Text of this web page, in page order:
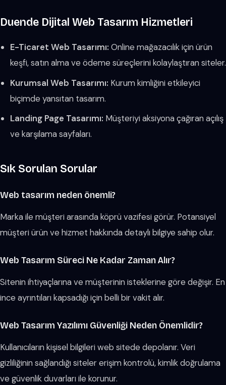
Duende Dijital Web Tasarım Hizmetleri
E-Ticaret Web Tasarımı: Online mağazacılık için ürün
keşfi, satın alma ve ödeme süreçlerini kolaylaştıran siteler.
Kurumsal Web Tasarımı: Kurum kimliğini etkileyici
biçimde yansıtan tasarım.
Landing Page Tasarımı: Müşteriyi aksiyona çağıran açılış
ve karşılama sayfaları.
Sık Sorulan Sorular
Web tasarım neden önemli?
Marka ile müşteri arasında köprü vazifesi görür. Potansiyel
müşteri ürün ve hizmet hakkında detaylı bilgiye sahip olur.
Web Tasarım Süreci Ne Kadar Zaman Alır?
Sitenin ihtiyaçlarına ve müşterinin isteklerine göre değişir. En
ince ayrıntıları kapsadığı için belli bir vakit alır.
Web Tasarım Yazılımı Güvenliği Neden Önemlidir?
Kullanıcıların kişisel bilgileri web sitede depolanır. Veri
gizliliğinin sağlandığı siteler erişim kontrolü, kimlik doğrulama
ve güvenlik duvarları ile korunur.